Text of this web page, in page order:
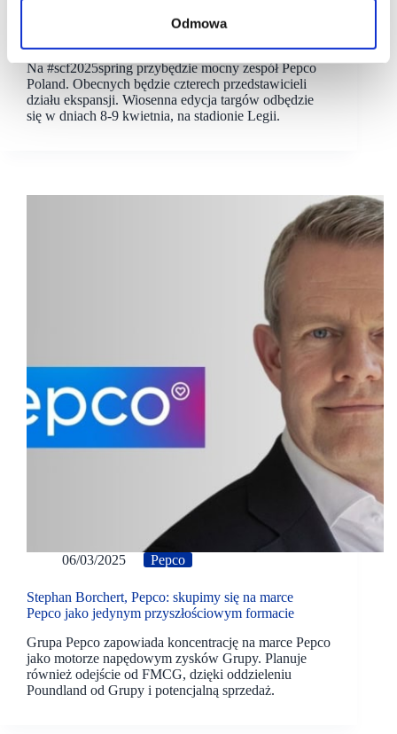
Odmowa
[#scf2025spring] Bożena Pekowska na czele zespołu
Na #scf2025spring przybędzie mocny zespół Pepco
Poland. Obecnych będzie czterech przedstawicieli
działu ekspansji. Wiosenna edycja targów odbędzie
się w dniach 8-9 kwietnia, na stadionie Legii.
06/03/2025 Pepco
Stephan Borchert, Pepco: skupimy się na marce
Pepco jako jedynym przyszłościowym formacie
Grupa Pepco zapowiada koncentrację na marce Pepco
jako motorze napędowym zysków Grupy. Planuje
również odejście od FMCG, dzięki oddzieleniu
Poundland od Grupy i potencjalną sprzedaż.